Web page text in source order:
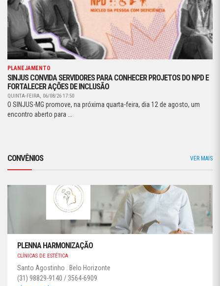
PLANEJAMENTO
SINJUS CONVIDA SERVIDORES PARA CONHECER PROJETOS DO NPD E
FORTALECER AÇÕES DE INCLUSÃO
QUINTA-FEIRA, 06/08/26 17:50
O SINJUS-MG promove, na próxima quarta-feira, dia 12 de agosto, um
encontro aberto para ...
CONVÊNIOS VER MAIS
PLENNA HARMONIZAÇÃO
CLÍNICAS DE ESTÉTICA
Santo Agostinho . Belo Horizonte
(31) 98829-9140 / 3564-6909